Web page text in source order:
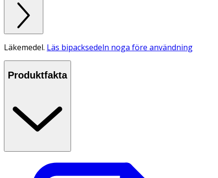
Läkemedel. Läs bipacksedeln noga före användning
Produktfakta